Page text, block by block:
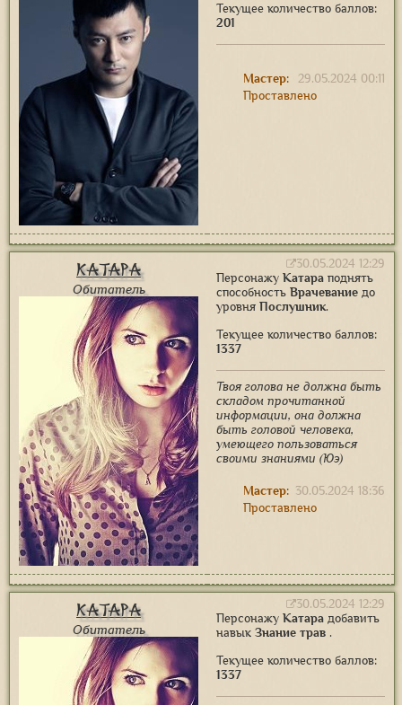
Текущее количество баллов:
201
29.05.2024 00:11
Мастер:
Проставлено
Катара
Обитатель
30.05.2024 12:29
Персонажу Катара поднять
способность Врачевание до
уровня Послушник.
Текущее количество баллов:
1337
Твоя голова не должна быть
складом прочитанной
информации, она должна
быть головой человека,
умеющего пользоваться
своими знаниями (Юэ)
30.05.2024 18:36
Мастер:
Проставлено
Катара
Обитатель
30.05.2024 12:29
Персонажу Катара добавить
навык Знание трав .
Текущее количество баллов:
1337